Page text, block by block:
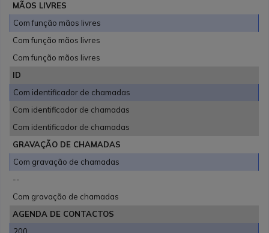
MÃOS LIVRES
Com função mãos livres
Com função mãos livres
Com função mãos livres
ID
Com identificador de chamadas
Com identificador de chamadas
Com identificador de chamadas
GRAVAÇÃO DE CHAMADAS
Com gravação de chamadas
--
Com gravação de chamadas
AGENDA DE CONTACTOS